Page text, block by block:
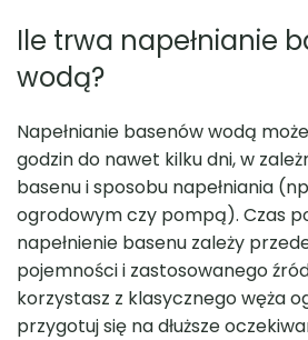
Ile trwa napełnianie
wodą?
Napełnianie basenów wodą
godzin do nawet kilku dni, w
basenu i sposobu napełniania
ogrodowym czy pompą). Czas
napełnienie basenu zależy
pojemności i zastosowanego
korzystasz z klasycznego węża
przygotuj się na dłuższe